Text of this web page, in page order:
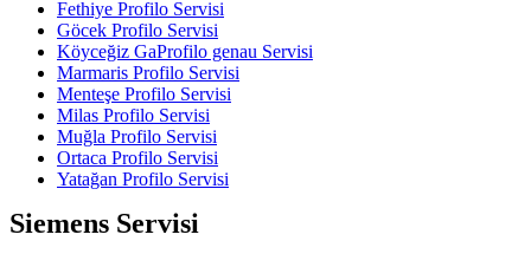
Fethiye Profilo Servisi
Göcek Profilo Servisi
Köyceğiz GaProfilo genau Servisi
Marmaris Profilo Servisi
Menteşe Profilo Servisi
Milas Profilo Servisi
Muğla Profilo Servisi
Ortaca Profilo Servisi
Yatağan Profilo Servisi
Siemens Servisi